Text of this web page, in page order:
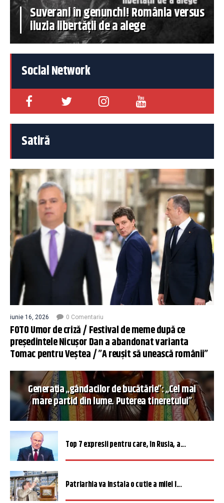
Suverani în genunchi! România versus
iluzia libertății de a alege
Social Network
Satiră
iunie 16, 2026 0 Comentariu
FOTO Umor de criză / Festival de meme după ce
președintele Nicușor Dan a abandonat varianta
Tomac pentru Veștea / ”A reușit să unească românii”
Generația „gândacilor de bucătărie”: „Cel mai
mare partid din lume. Puterea tineretului”
Top 7 expresii pentru care, în Rusia, a...
Patriarhia va instala o cutie a milei î...